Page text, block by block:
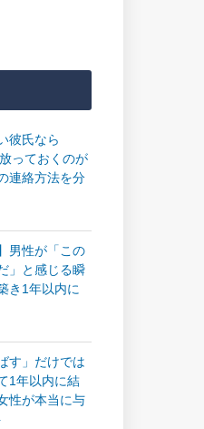
彼氏なら
っておくのが
連絡方法を分
男性が「この
」と感じる瞬
き1年以内に
す」だけでは
1年以内に結
性が本当に与